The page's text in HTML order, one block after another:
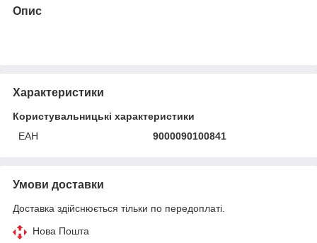
Опис
Характеристики
Користувальницькі характеристики
ЕАН
9000090100841
Умови доставки
Доставка здійснюється тільки по передоплаті.
Нова Пошта